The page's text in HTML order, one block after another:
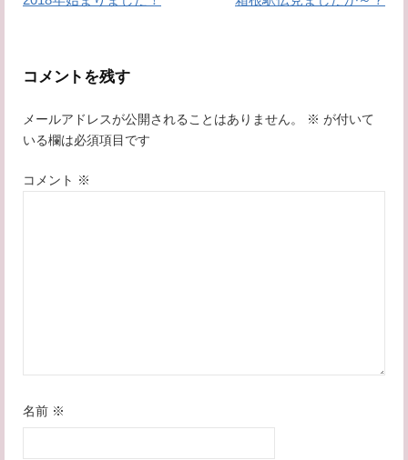
ゲ
ー
コメントを残す
メールアドレスが公開されることはありません。 ※ が付いて
いる欄は必須項目です
コメント ※
名前 ※